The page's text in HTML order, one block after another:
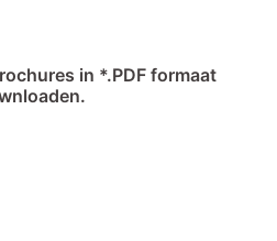
in *.PDF formaat